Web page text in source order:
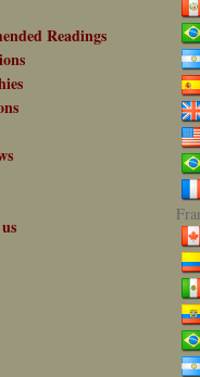
Readings